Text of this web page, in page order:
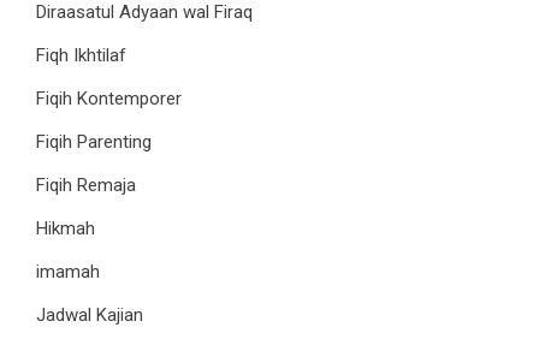
Diraasatul Adyaan wal Firaq
Fiqh Ikhtilaf
Fiqih Kontemporer
Fiqih Parenting
Fiqih Remaja
Hikmah
imamah
Jadwal Kajian